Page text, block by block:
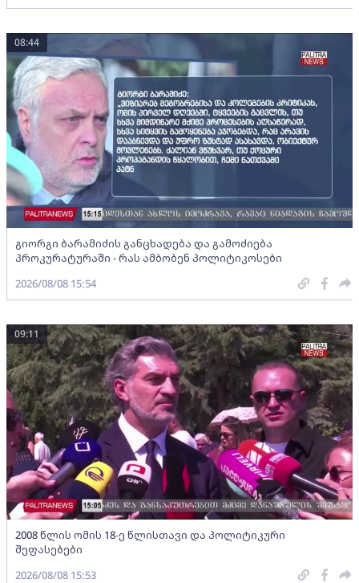
გიორგი ბარამიძის განცხადება და გამოძიება
პროკურატურაში - რას ამბობენ პოლიტიკოსები
08:44
2026/08/08 15:54
2008 წლის ომის 18-ე წლისთავი და პოლიტიკური
შეფასებები
09:11
2026/08/08 15:53